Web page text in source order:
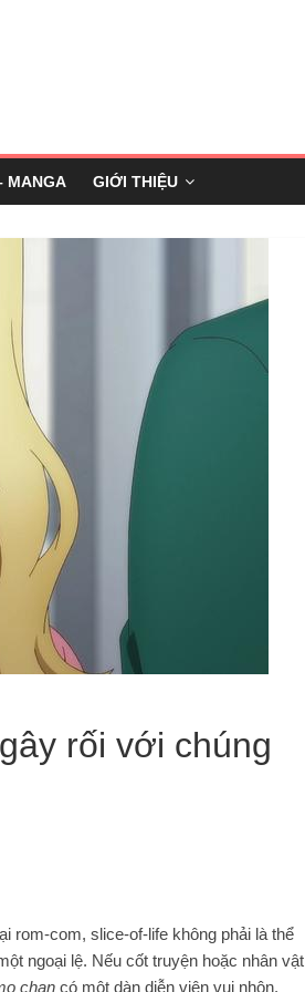
MANGA GIỚI THIỆU
rối với chúng
rom-com, slice-of-life không phải là thể
ngoại lệ. Nếu cốt truyện hoặc nhân vật
chan có một dàn diễn viên vui nhộn.